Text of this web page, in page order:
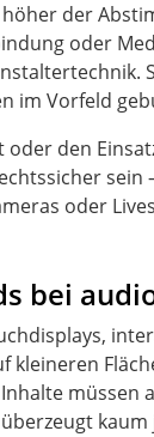
der
oder
im Vorfeld
den
sein
oder
bei
kleineren
müssen